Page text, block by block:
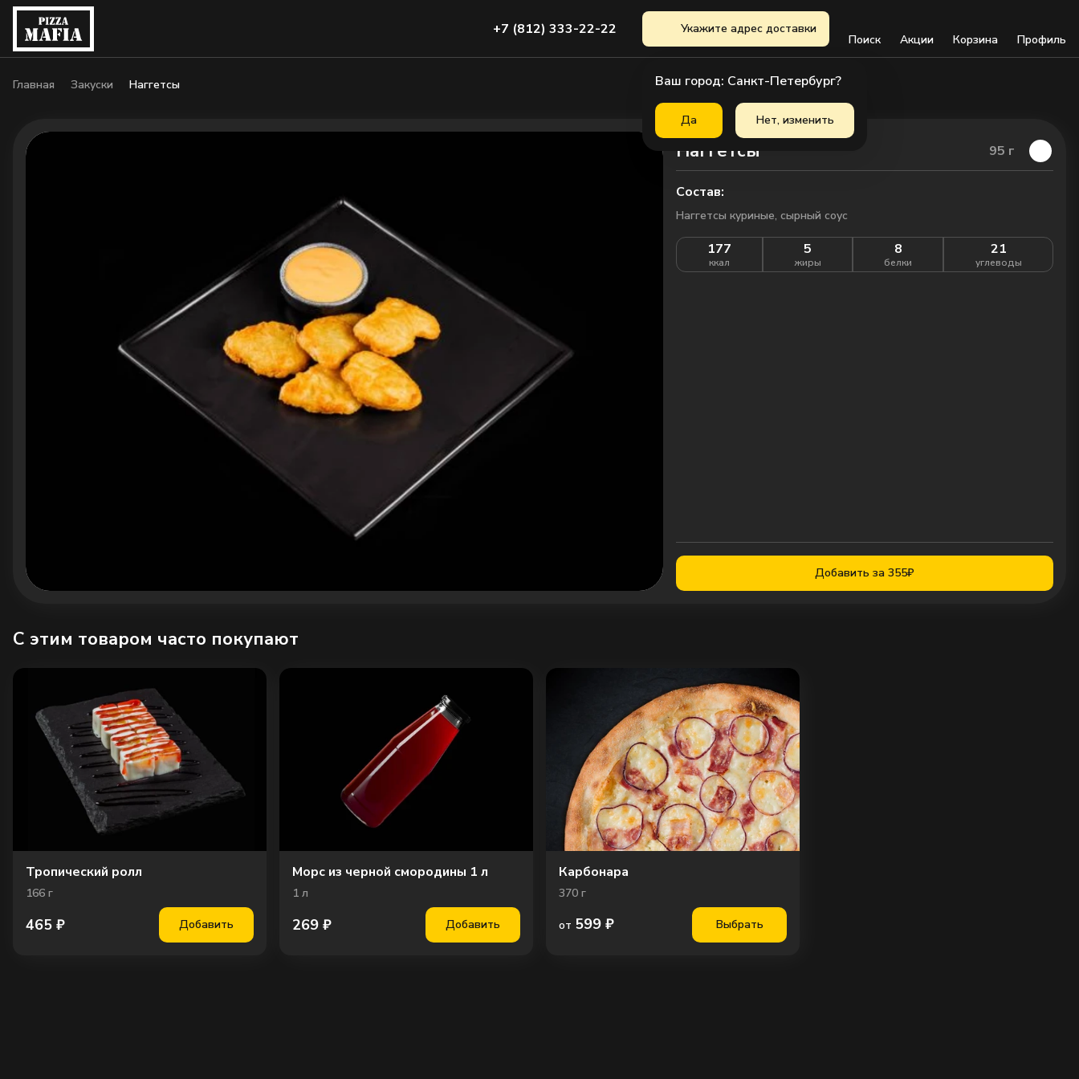
+7 (812) 333-22-22 Укажите адрес доставки
Ваш город: Санкт-Петербург?
Да Нет, изменить
Поиск Акции Корзина Профиль
Главная Закуски Наггетсы
Наггетсы 95 г
Состав:
Наггетсы куриные, сырный соус
177
ккал
5
жиры
8
белки
21
углеводы
Добавить за 355₽
C этим товаром часто покупают
Тропический ролл
166 г
465 ₽ Добавить
Морс из черной смородины 1 л
1 л
269 ₽ Добавить
Карбонара
370 г
от 599 ₽ Выбрать